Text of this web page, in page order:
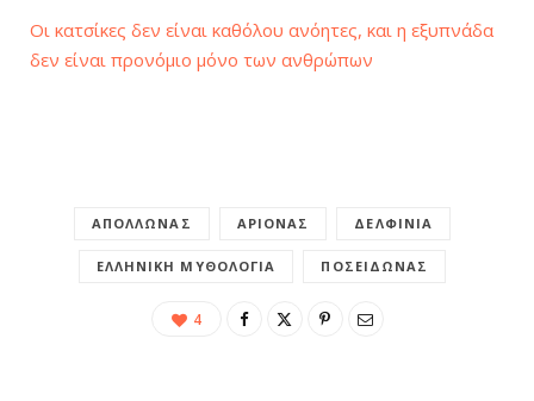
Οι κατσίκες δεν είναι καθόλου ανόητες, και η εξυπνάδα
δεν είναι προνόμιο μόνο των ανθρώπων
ΑΠΌΛΛΩΝΑΣ ΑΡΊΟΝΑΣ ΔΕΛΦΊΝΙΑ
ΕΛΛΗΝΙΚΉ ΜΥΘΟΛΟΓΊΑ ΠΟΣΕΙΔΏΝΑΣ
4